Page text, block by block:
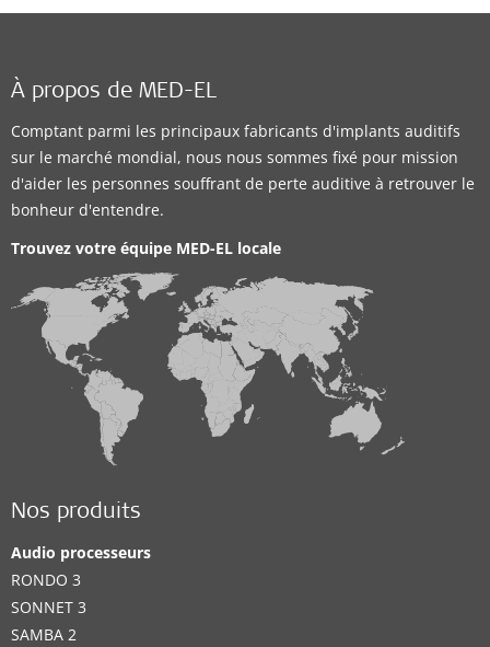
À propos de MED-EL
Comptant parmi les principaux fabricants d'implants auditifs
sur le marché mondial, nous nous sommes fixé pour mission
d'aider les personnes souffrant de perte auditive à retrouver le
bonheur d'entendre.
Trouvez votre équipe MED-EL locale
Nos produits
Audio processeurs
RONDO 3
SONNET 3
SAMBA 2